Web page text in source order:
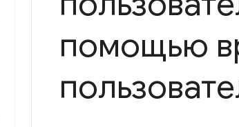
помощью